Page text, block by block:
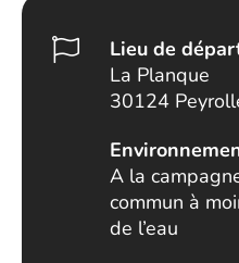
Lieu de
La Planque
30124
A la
commun à
de l’eau